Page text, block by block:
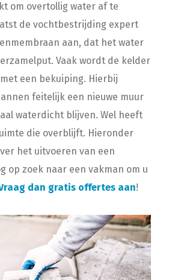
om overtollig water af te
de vochtbestrijding expert
aan, dat het water
Vaak wordt de kelder
een bekuiping. Hierbij
feitelijk een nieuwe muur
waterdicht blijven. Wel heeft
die overblijft. Hieronder
het uitvoeren van een
op zoek naar een vakman om u
dan gratis offertes aan!